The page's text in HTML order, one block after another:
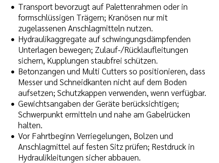
Transport bevorzugt auf Palettenrahmen oder in
formschlüssigen Trägern; Kranösen nur mit
zugelassenen Anschlagmitteln nutzen.
Hydraulikaggregate auf schwingungsdämpfenden
Unterlagen bewegen; Zulauf-/Rücklaufleitungen
sichern, Kupplungen staubfrei schützen.
Betonzangen und Multi Cutters so positionieren, dass
Messer und Schneidkanten nicht auf dem Boden
aufsetzen; Schutzkappen verwenden, wenn verfügbar.
Gewichtsangaben der Geräte berücksichtigen;
Schwerpunkt ermitteln und nahe am Gabelrücken
halten.
Vor Fahrtbeginn Verriegelungen, Bolzen und
Anschlagmittel auf festen Sitz prüfen; Restdruck in
Hydraulikleitungen sicher abbauen.